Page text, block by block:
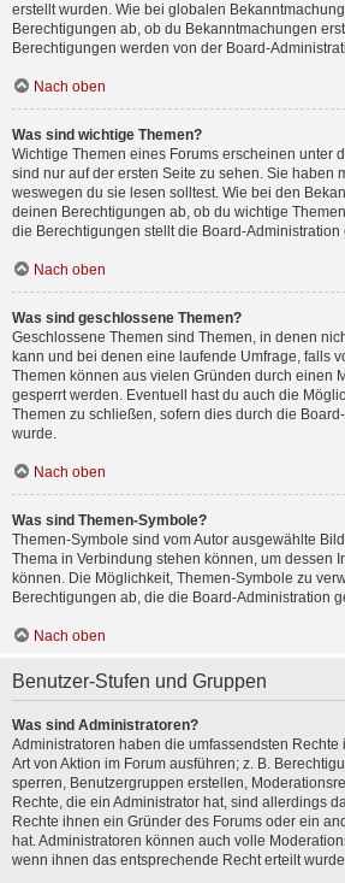
erstellt wurden. Wie bei globalen
Berechtigungen ab, ob du Bekanntmachungen
Berechtigungen werden von der Board-
Nach oben
Was sind wichtige Themen?
Wichtige Themen eines Forums erscheinen unter
sind nur auf der ersten Seite zu sehen. Sie haben
weswegen du sie lesen solltest. Wie bei den
deinen Berechtigungen ab, ob du wichtige
die Berechtigungen stellt die Board-Administration
Nach oben
Was sind geschlossene Themen?
Geschlossene Themen sind Themen, in denen
kann und bei denen eine laufende Umfrage, falls
Themen können aus vielen Gründen durch einen
gesperrt werden. Eventuell hast du auch die
Themen zu schließen, sofern dies durch die
wurde.
Nach oben
Was sind Themen-Symbole?
Themen-Symbole sind vom Autor ausgewählte
Thema in Verbindung stehen können, um dessen
können. Die Möglichkeit, Themen-Symbole zu
Berechtigungen ab, die die Board-Administration
Nach oben
Benutzer-Stufen und Gruppen
Was sind Administratoren?
Administratoren haben die umfassendsten Rechte
Art von Aktion im Forum ausführen; z. B.
sperren, Benutzergruppen erstellen,
Rechte, die ein Administrator hat, sind allerdings
Rechte ihnen ein Gründer des Forums oder ein
hat. Administratoren können auch volle
wenn ihnen das entsprechende Recht erteilt